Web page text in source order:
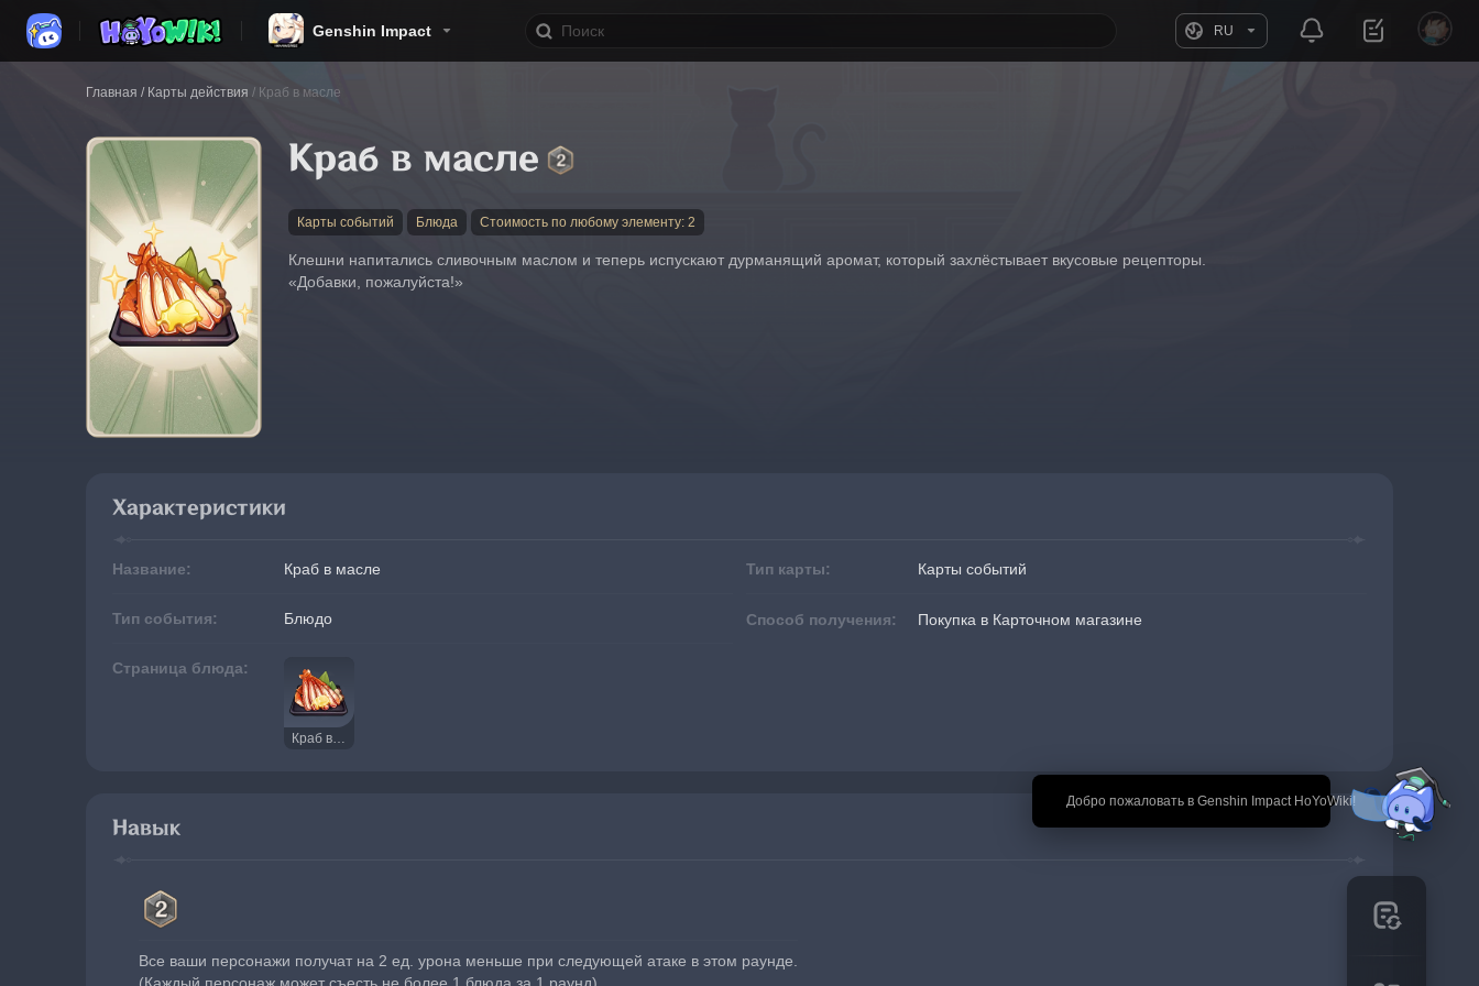
Genshin Impact RU
🎉 Добро пожаловать в Genshin Impact HoYoWiki!
Главная / Карты действия / Краб в масле
Краб в масле
Карты событий Блюда Стоимость по любому элементу: 2
Клешни напитались сливочным маслом и теперь испускают дурманящий аромат, который захлёстывает вкусовые рецепторы.
«Добавки, пожалуйста!»
Характеристики
Название: Краб в масле Тип карты: Карты событий
Тип события: Блюдо Способ получения: Покупка в Карточном магазине
Страница блюда:
Краб в масле
Навык
Все ваши персонажи получат на 2 ед. урона меньше при следующей атаке в этом раунде.